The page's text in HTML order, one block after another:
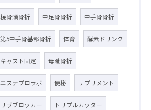
橈骨頭骨折 中足骨骨折 中手骨骨折
第5中手骨基部骨折 体育 酵素ドリンク
キャスト固定 母趾骨折
エステプロラボ 便秘 サプリメント
リヴブロッカー トリプルカッター